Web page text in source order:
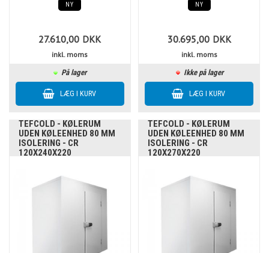
NY
27.610,00 DKK
inkl. moms
På lager
NY
30.695,00 DKK
inkl. moms
Ikke på lager
TEFCOLD - KØLERUM
UDEN KØLEENHED 80 MM
ISOLERING - CR
120X240X220
TEFCOLD - KØLERUM
UDEN KØLEENHED 80 MM
ISOLERING - CR
120X270X220